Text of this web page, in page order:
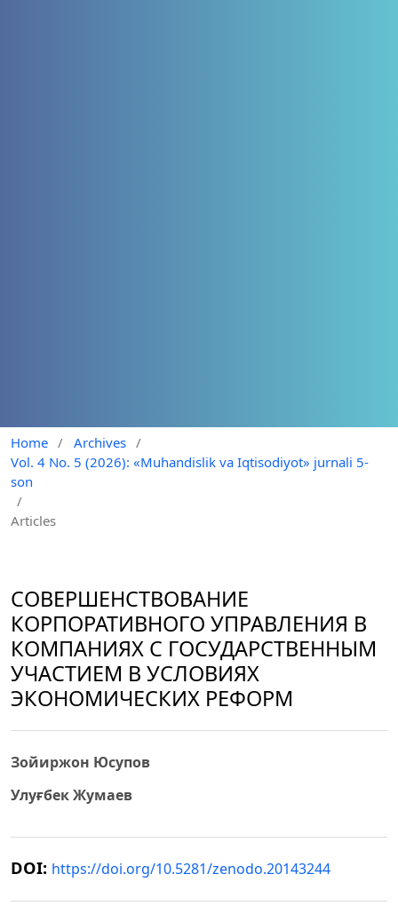
Home / Archives /
Vol. 4 No. 5 (2026): «Muhandislik va Iqtisodiyot» jurnali 5-
son
/
Articles
СОВЕРШЕНСТВОВАНИЕ
КОРПОРАТИВНОГО УПРАВЛЕНИЯ В
КОМПАНИЯХ С ГОСУДАРСТВЕННЫМ
УЧАСТИЕМ В УСЛОВИЯХ
ЭКОНОМИЧЕСКИХ РЕФОРМ
Зойиржон Юсупов
Улуғбек Жумаев
DOI: https://doi.org/10.5281/zenodo.20143244